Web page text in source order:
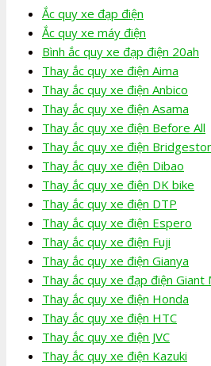
Ắc quy xe đạp điện
Ắc quy xe máy điện
Bình ắc quy xe đạp điện 20ah
Thay ắc quy xe điện Aima
Thay ắc quy xe điện Anbico
Thay ắc quy xe điện Asama
Thay ắc quy xe điện Before All
Thay ắc quy xe điện
Thay ắc quy xe điện Dibao
Thay ắc quy xe điện DK bike
Thay ắc quy xe điện DTP
Thay ắc quy xe điện Espero
Thay ắc quy xe điện Fuji
Thay ắc quy xe điện Gianya
Thay ắc quy xe đạp điện Giant
Thay ắc quy xe điện Honda
Thay ắc quy xe điện HTC
Thay ắc quy xe điện JVC
Thay ắc quy xe điện Kazuki